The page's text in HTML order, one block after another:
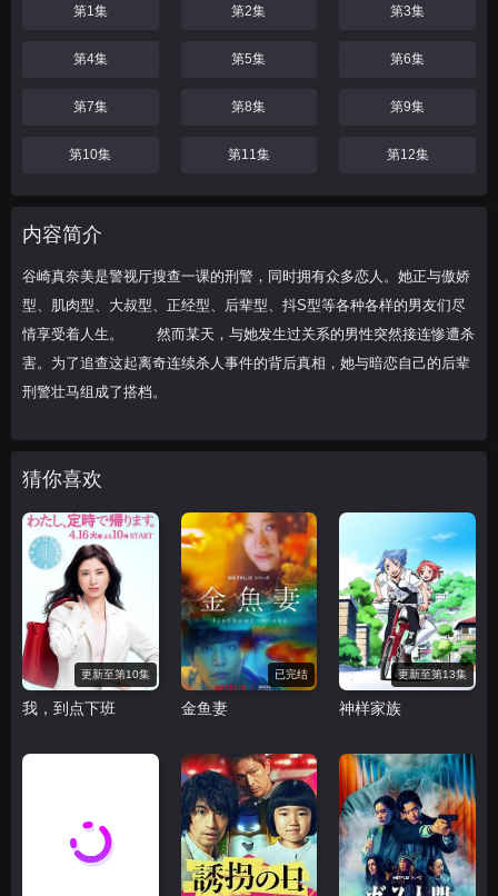
第1集 第2集 第3集
第4集 第5集 第6集
第7集 第8集 第9集
第10集 第11集 第12集
内容简介
谷崎真奈美是警视厅搜查一课的刑警，同时拥有众多恋人。她正与傲娇
型、肌肉型、大叔型、正经型、后辈型、抖S型等各种各样的男友们尽
情享受着人生。 然而某天，与她发生过关系的男性突然接连惨遭杀
害。为了追查这起离奇连续杀人事件的背后真相，她与暗恋自己的后辈
刑警壮马组成了搭档。
猜你喜欢
更新至第10集
我，到点下班
已完结
金鱼妻
更新至第13集
神样家族